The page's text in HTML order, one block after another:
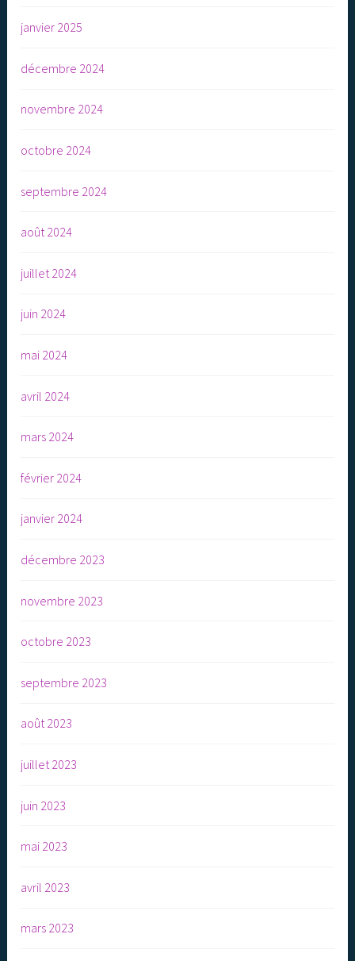
janvier 2025
décembre 2024
novembre 2024
octobre 2024
septembre 2024
août 2024
juillet 2024
juin 2024
mai 2024
avril 2024
mars 2024
février 2024
janvier 2024
décembre 2023
novembre 2023
octobre 2023
septembre 2023
août 2023
juillet 2023
juin 2023
mai 2023
avril 2023
mars 2023